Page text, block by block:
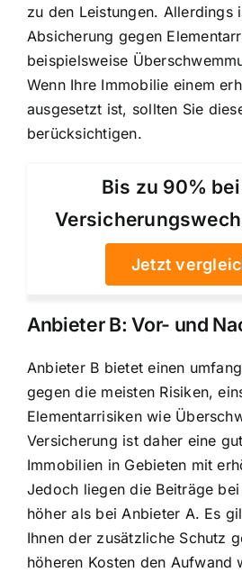
zu den Leistungen. Allerdings
Absicherung gegen
beispielsweise
Wenn Ihre Immobilie einem
ausgesetzt ist, sollten Sie
berücksichtigen.
Bis zu 90%
Jetzt
Anbieter B: Vor- und
Anbieter B bietet einen
gegen die meisten Risiken,
Elementarrisiken wie
Versicherung ist daher eine
Immobilien in Gebieten mit
Jedoch liegen die Beiträge
höher als bei Anbieter A. Es
Ihnen der zusätzliche Schutz
höheren Kosten den Aufwand